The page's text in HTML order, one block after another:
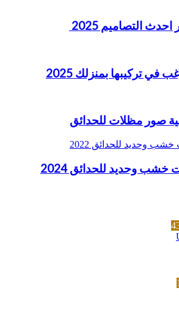
التصاميم 2025
تركيبها بمنزلك 2025
صور مظلات للحدائق
وحديد للحدائق 2024